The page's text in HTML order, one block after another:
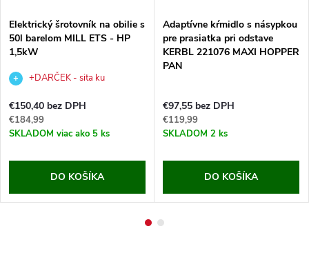
Elektrický šrotovník na obilie s
50l barelom MILL ETS - HP
1,5kW
+DARČEK - sita ku
€150,40 bez DPH
€184,99
SKLADOM viac ako 5 ks
DO KOŠÍKA
Adaptívne kŕmidlo s násypkou
pre prasiatka pri odstave
KERBL 221076 MAXI HOPPER
PAN
€97,55 bez DPH
€119,99
SKLADOM 2 ks
DO KOŠÍKA